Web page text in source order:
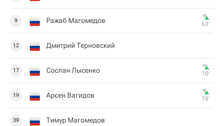
9 Ражаб Магомедов 63‎’‎
12 Дмитрий Терновский
17 Сослан Лысенко 70‎’‎
19 Арсен Вагидов 78‎’‎
39 Тимур Магомедов